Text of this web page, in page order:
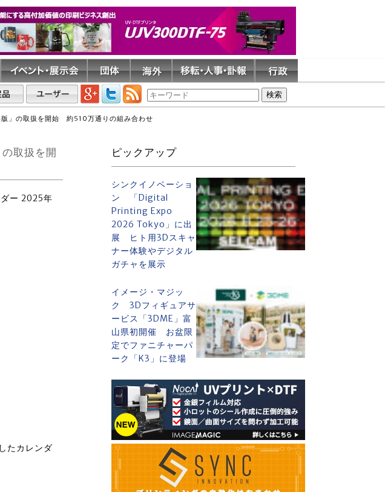
」の取扱を開始 約510万通りの組み合わせ
取扱を開
ー 2025年
たカレンダ
ピックアップ
シンクイノベーショ
ン 「Digital
Printing Expo
2026 Tokyo」に出
展 ヒト用3Dスキャ
ナー体験やデジタル
ガチャを展示
イメージ・マジッ
ク 3Dフィギュアサ
ービス「3DME」富
山県初開催 お盆限
定でファニチャーパ
ーク「K3」に登場